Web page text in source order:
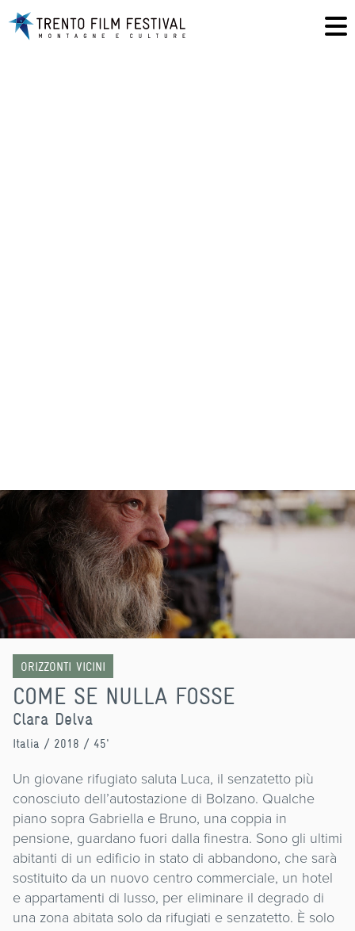
ORIZZONTI VICINI
COME SE NULLA FOSSE
Clara Delva
Italia / 2018 / 45'
Un giovane rifugiato saluta Luca, il senzatetto più
conosciuto dell’autostazione di Bolzano. Qualche
piano sopra Gabriella e Bruno, una coppia in
pensione, guardano fuori dalla finestra. Sono gli ultimi
abitanti di un edificio in stato di abbandono, che sarà
sostituito da un nuovo centro commerciale, un hotel
e appartamenti di lusso, per eliminare il degrado di
una zona abitata solo da rifugiati e senzatetto. È solo